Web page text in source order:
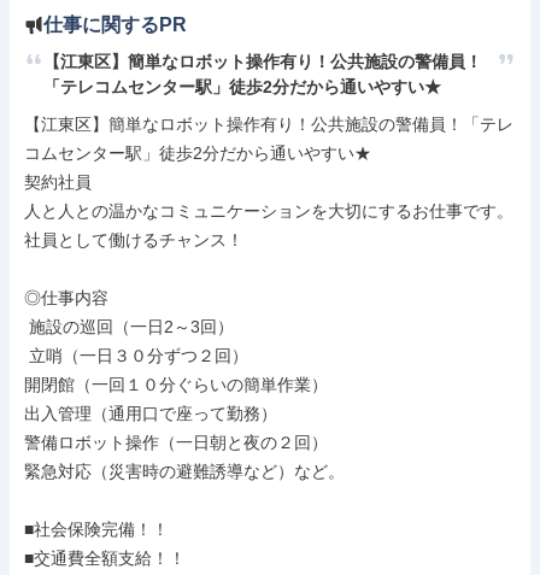
仕事に関するPR
【江東区】簡単なロボット操作有り！公共施設の警備員！
「テレコムセンター駅」徒歩2分だから通いやすい★
【江東区】簡単なロボット操作有り！公共施設の警備員！「テレ
コムセンター駅」徒歩2分だから通いやすい★
契約社員
人と人との温かなコミュニケーションを大切にするお仕事です。
社員として働けるチャンス！
◎仕事内容
開閉館（一回１０分ぐらいの簡単作業）
出入管理（通用口で座って勤務）
警備ロボット操作（一日朝と夜の２回）
緊急対応（災害時の避難誘導など）など。
■社会保険完備！！
■交通費全額支給！！